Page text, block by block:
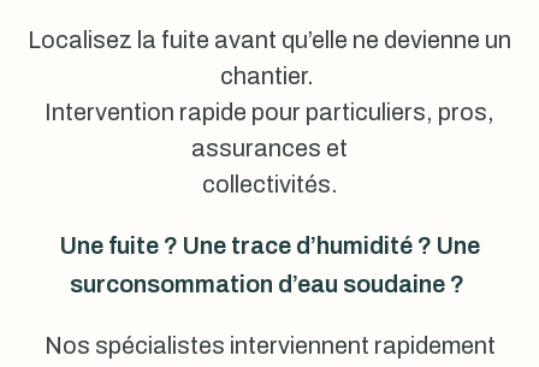
Localisez la fuite avant qu’elle ne devienne un
chantier.
Intervention rapide pour particuliers, pros,
assurances et
collectivités.
Une fuite ? Une trace d’humidité ? Une
surconsommation d’eau soudaine ?
Nos spécialistes interviennent rapidement